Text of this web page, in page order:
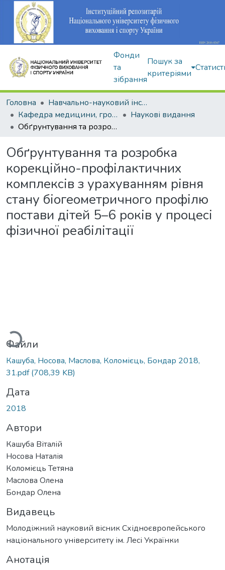
Фонди
та
зібрання
Пошук за
критеріями
Головна
Навчально-науковий інститут здоров'я, реабілітації та фізичного виховання
Кафедра медицини, громадського здоров'я та екології спорту
Наукові видання
Обґрунтування та розробка корекційно-профілактичних комплексів з урахуванням рівня стану біогеометричного профілю постави дітей 5–6 років у процесі фізичної реабілітації
Обґрунтування та розробка
корекційно-профілактичних
комплексів з урахуванням рівня
стану біогеометричного профілю
постави дітей 5–6 років у процесі
фізичної реабілітації
Вантажиться...
Файли
Кашуба, Носова, Маслова, Коломієць, Бондар 2018,
31.pdf(708,39 KB)
Дата
2018
Автори
Кашуба Віталій
Носова Наталія
Коломієць Тетяна
Маслова Олена
Бондар Олена
Видавець
Молодіжний науковий вісник Східноєвропейського
національного університету ім. Лесі Українки
Анотація